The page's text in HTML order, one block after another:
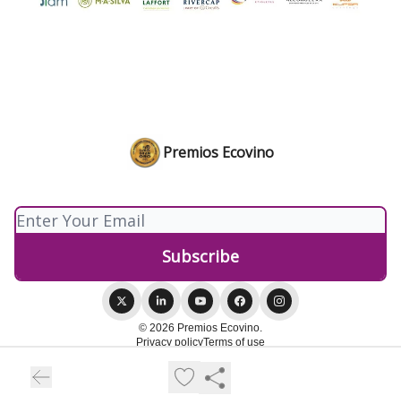
Premios Ecovino
© 2026 Premios Ecovino.
Privacy policyTerms of use
Powered by beehiiv